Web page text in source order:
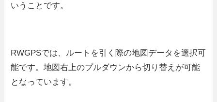
いうことです。
RWGPSでは、ルートを引く際の地図データを選択可
能です。地図右上のプルダウンから切り替えが可能
となっています。